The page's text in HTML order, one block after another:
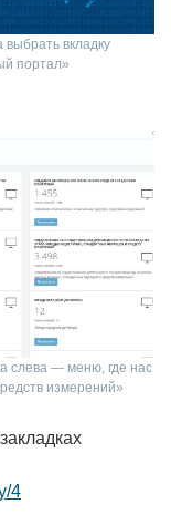
вкладку
портал»
слева — меню, где нас
измерений»
4